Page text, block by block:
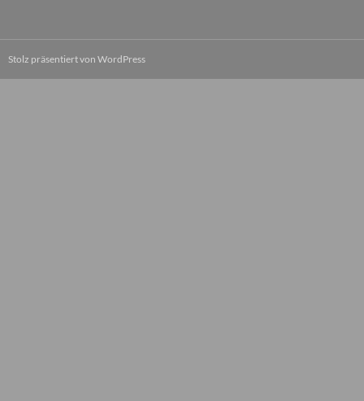
Stolz präsentiert von WordPress